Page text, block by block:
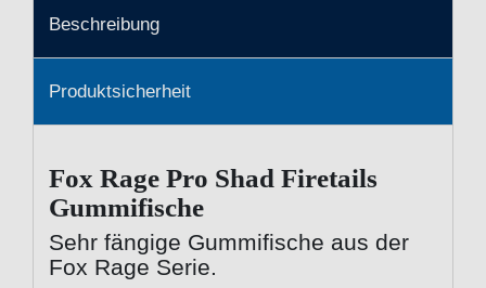
Beschreibung
Produktsicherheit
Fox Rage Pro Shad Firetails
Gummifische
Sehr fängige Gummifische aus der
Fox Rage Serie.